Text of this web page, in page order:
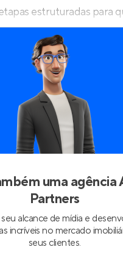
estruturadas para
emocionais com as
uma agência
Partners
alcance de mídia e
incríveis no mercado
seus clientes.